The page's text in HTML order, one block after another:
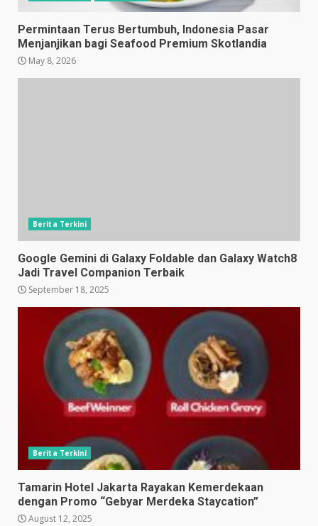
Permintaan Terus Bertumbuh, Indonesia Pasar
Menjanjikan bagi Seafood Premium Skotlandia
May 8, 2026
Berita Terkini
Google Gemini di Galaxy Foldable dan Galaxy Watch8
Jadi Travel Companion Terbaik
September 18, 2025
Berita Terkini
Tamarin Hotel Jakarta Rayakan Kemerdekaan
dengan Promo “Gebyar Merdeka Staycation”
August 12, 2025